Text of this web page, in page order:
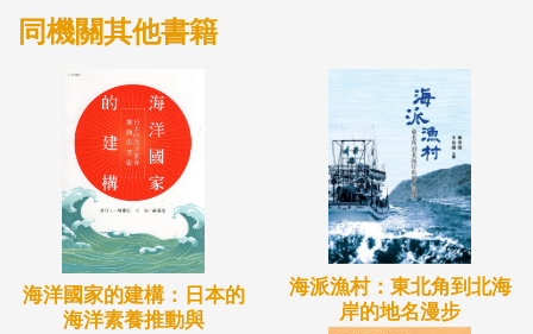
同機關其他書籍
海洋國家的建構：日本的
海洋素養推動與
海派漁村：東北角到北海
岸的地名漫步